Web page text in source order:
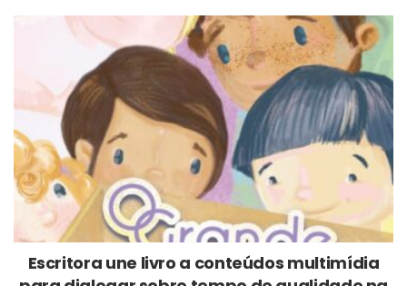
Escritora une livro a conteúdos multimídia